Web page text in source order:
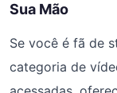
Sua Mão
Se você é fã de
categoria de